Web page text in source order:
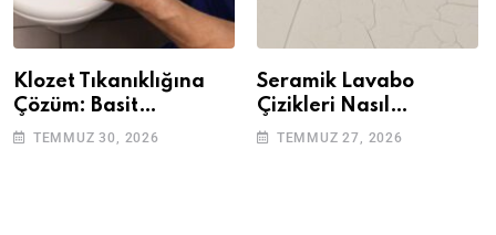
Klozet Tıkanıklığına
Çözüm: Basit
Adımlarla Klozetinizi
TEMMUZ 30, 2026
Seramik Lavabo
Çizikleri Nasıl
Giderilir? Adım Adım
TEMMUZ 27, 2026